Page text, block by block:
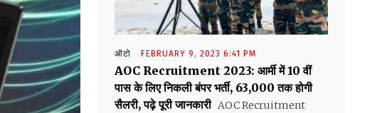
ऑटो FEBRUARY 9, 2023 6:41 PM
AOC Recruitment 2023: आर्मी में 10 वीं
पास के लिए निकली बंपर भर्ती, 63,000 तक होगी
सैलरी, पढ़े पूरी जानकारी AOC Recruitment